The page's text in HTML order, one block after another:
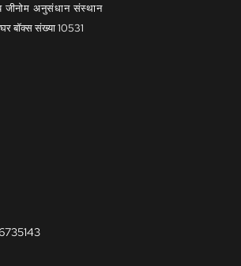
जीनोम अनुसंधान संस्थान
बॉक्स संख्या 10531